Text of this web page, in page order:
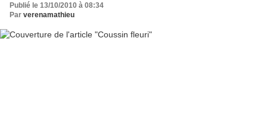
Publié le 13/10/2010 à 08:34
Par verenamathieu